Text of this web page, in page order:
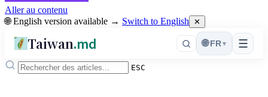
Aller au contenu
🌐 English version available → Switch to English ✕
Taiwan.md ☰
🌐 FR ▾
ESC